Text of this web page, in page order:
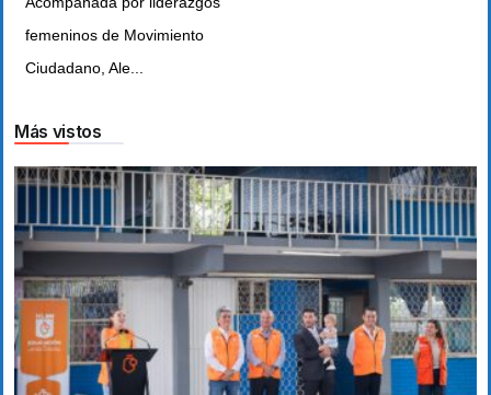
femeninos de Movimiento
Ciudadano, Ale...
Más vistos